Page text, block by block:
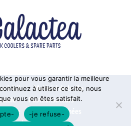
à lait
Matériel de traite
Pasteurisateurs
Pièces détachées
Contact
pour vous garantir la meilleure
à utiliser ce site, nous
vous en êtes satisfait.
-je refuse-